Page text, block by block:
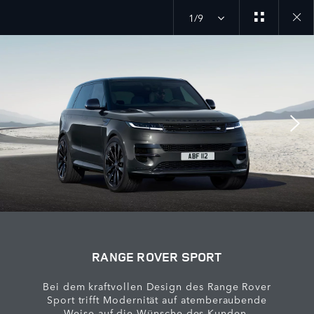
1/9
RANGE ROVER SPORT
Bei dem kraftvollen Design des Range Rover
Sport trifft Modernität auf atemberaubende